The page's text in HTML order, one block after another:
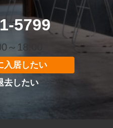
5799
～18:00
入居したい
去したい